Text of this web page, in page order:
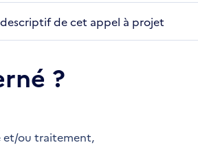
de cet appel à projet
?
et/ou traitement,